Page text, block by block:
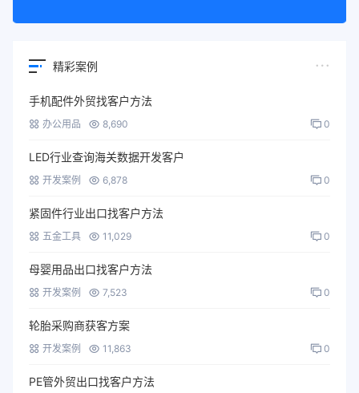
精彩案例
手机配件外贸找客户方法
办公用品 8,690 0
LED行业查询海关数据开发客户
开发案例 6,878 0
紧固件行业出口找客户方法
五金工具 11,029 0
母婴用品出口找客户方法
开发案例 7,523 0
轮胎采购商获客方案
开发案例 11,863 0
PE管外贸出口找客户方法